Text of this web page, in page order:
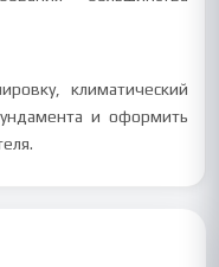
климатический
и оформить